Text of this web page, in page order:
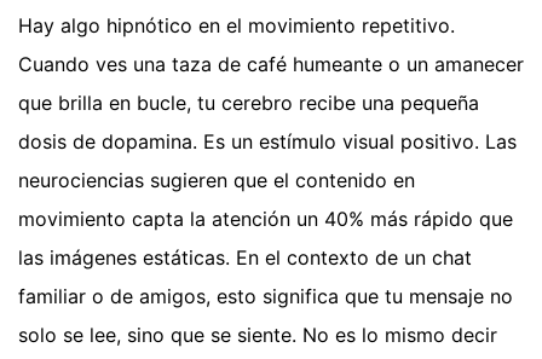
Hay algo hipnótico en el movimiento repetitivo.
Cuando ves una taza de café humeante o un amanecer
que brilla en bucle, tu cerebro recibe una pequeña
dosis de dopamina. Es un estímulo visual positivo. Las
neurociencias sugieren que el contenido en
movimiento capta la atención un 40% más rápido que
las imágenes estáticas. En el contexto de un chat
familiar o de amigos, esto significa que tu mensaje no
solo se lee, sino que se siente. No es lo mismo decir